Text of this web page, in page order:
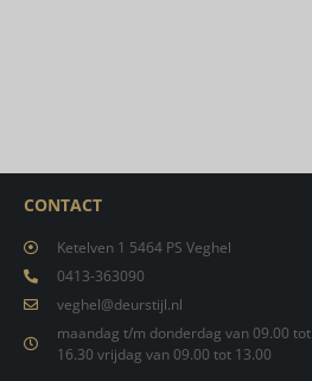
CONTACT
Ketelven 1 5464 PS Veghel
0413-363090
veghel@deurstijl.nl
maandag t/m donderdag van 09.00 tot
16.30 vrijdag van 09.00 tot 13.00